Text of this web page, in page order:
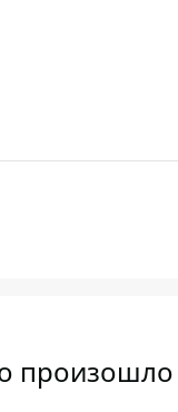
произошло